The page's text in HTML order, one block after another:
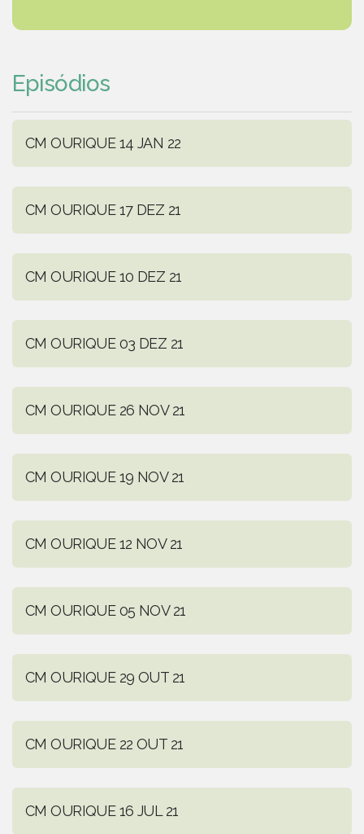
Episódios
CM OURIQUE 14 JAN 22
CM OURIQUE 17 DEZ 21
CM OURIQUE 10 DEZ 21
CM OURIQUE 03 DEZ 21
CM OURIQUE 26 NOV 21
CM OURIQUE 19 NOV 21
CM OURIQUE 12 NOV 21
CM OURIQUE 05 NOV 21
CM OURIQUE 29 OUT 21
CM OURIQUE 22 OUT 21
CM OURIQUE 16 JUL 21